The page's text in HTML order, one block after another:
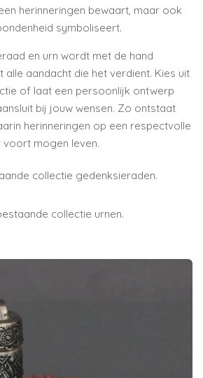
herinneringen bewaart, maar ook
symboliseert.
en urn wordt met de hand
aandacht die het verdient. Kies uit
of laat een persoonlijk ontwerp
bij jouw wensen. Zo ontstaat
herinneringen op een respectvolle
voort mogen leven.
collectie gedenksieraden.
collectie urnen.